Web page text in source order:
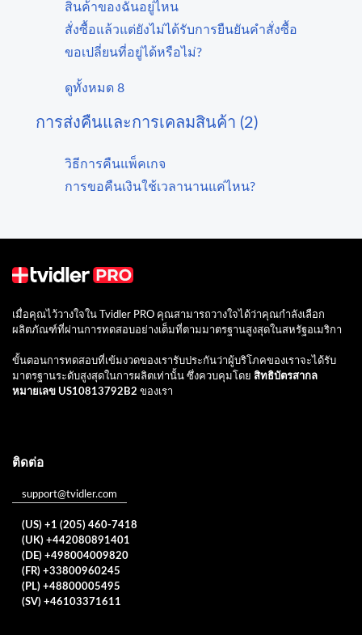
สินค้าของฉันอยู่ไหน
สั่งซื้อแล้วแต่ยังไม่ได้รับการยืนยันคำสั่งซื้อ
ขอเปลี่ยนที่อยู่ได้หรือไม่?
ดูทั้งหมด 8
การส่งคืนและการเคลมสินค้า (2)
วิธีการคืนแพ็คเกจ
การขอคืนเงินใช้เวลานานแค่ไหน?
เมื่อคุณไว้วางใจใน Tvidler PRO คุณสามารถวางใจได้ว่าคุณกำลังเลือก
ผลิตภัณฑ์ที่ผ่านการทดสอบอย่างเต็มที่ตามมาตรฐานสูงสุดในสหรัฐอเมริกา
ขั้นตอนการทดสอบที่เข้มงวดของเรารับประกันว่าผู้บริโภคของเราจะได้รับ
มาตรฐานระดับสูงสุดในการผลิตเท่านั้น ซึ่งควบคุมโดย สิทธิบัตรสากล
หมายเลข US10813792B2 ของเรา
ติดต่อ
support@tvidler.com
(US) +1 (205) 460-7418
(UK) +442080891401
(DE) +498004009820
(FR) +33800960245
(PL) +48800005495
(SV) +46103371611